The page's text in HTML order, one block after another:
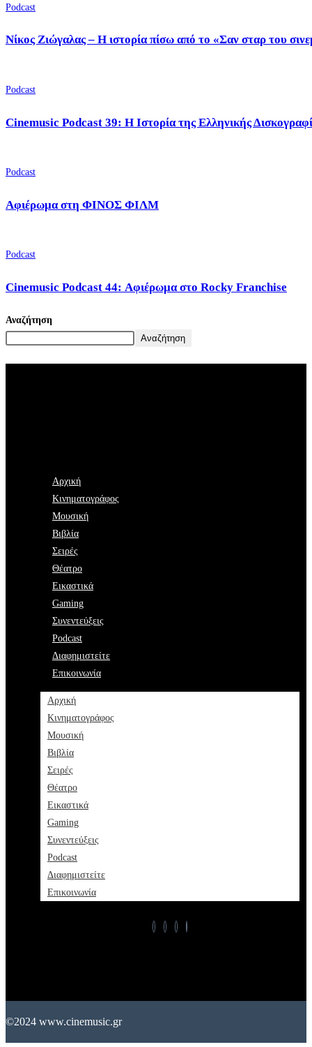
Podcast
Νίκος Ζιώγαλας – Η ιστορία πίσω από το «Σαν σταρ του
Podcast
Cinemusic Podcast 39: Η Ιστορία της Ελληνικής
Podcast
Αφιέρωμα στη ΦΙΝΟΣ ΦΙΛΜ
Podcast
Cinemusic Podcast 44: Αφιέρωμα στο Rocky Franchise
Αναζήτηση
Αναζήτηση
Αρχική
Κινηματογράφος
Μουσική
Βιβλία
Σειρές
Θέατρο
Εικαστικά
Gaming
Συνεντεύξεις
Podcast
Διαφημιστείτε
Επικοινωνία
Αρχική
Κινηματογράφος
Μουσική
Βιβλία
Σειρές
Θέατρο
Εικαστικά
Gaming
Συνεντεύξεις
Podcast
Διαφημιστείτε
Επικοινωνία
©2024 www.cinemusic.gr